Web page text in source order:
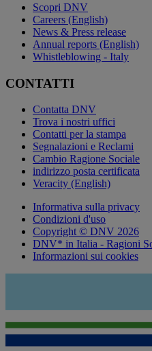
Scopri DNV
Careers (English)
News & Press release
Annual reports (English)
Whistleblowing - Italy
CONTATTI
Contatta DNV
Trova i nostri uffici
Contatti per la stampa
Segnalazioni e Reclami
Cambio Ragione Sociale
indirizzo posta certificata
Veracity (English)
Informativa sulla privacy
Condizioni d'uso
Copyright © DNV 2026
DNV* in Italia - Ragioni
Informazioni sui cookies